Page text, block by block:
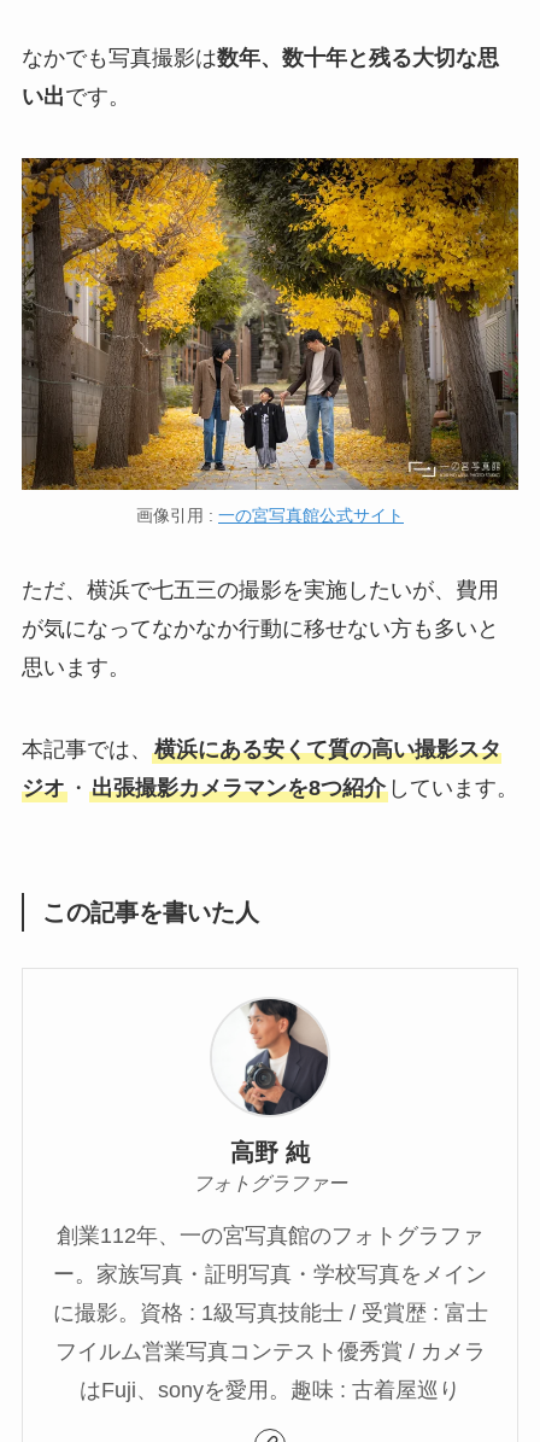
なかでも写真撮影は数年、数十年と残る大切な思
い出です。
画像引用 : 一の宮写真館公式サイト
ただ、横浜で七五三の撮影を実施したいが、費用
が気になってなかなか行動に移せない方も多いと
思います。
本記事では、 横浜にある安くて質の高い撮影スタ
ジオ・ 出張撮影カメラマンを8つ紹介しています。
この記事を書いた人
高野 純
フォトグラファー
創業112年、一の宮写真館のフォトグラファ
ー。家族写真・証明写真・学校写真をメイン
に撮影。資格 : 1級写真技能士 / 受賞歴 : 富士
フイルム営業写真コンテスト優秀賞 / カメラ
はFuji、sonyを愛用。趣味 : 古着屋巡り